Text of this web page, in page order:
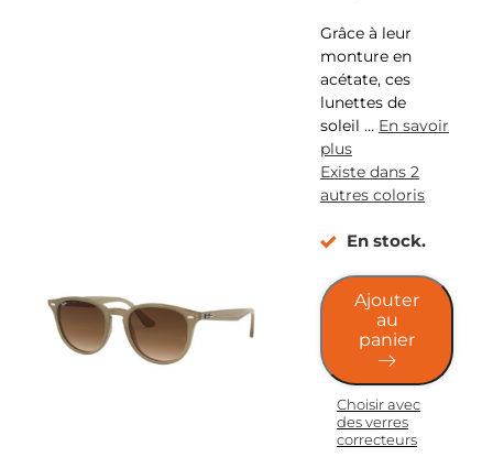
Grâce à leur
monture en
acétate, ces
lunettes de
soleil … En savoir
plus
Existe dans 2
autres coloris
En stock.
Ajouter
au
panier
Choisir avec
des verres
correcteurs